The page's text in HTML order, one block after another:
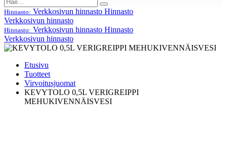
Hinnasto: Verkkosivun hinnasto Hinnasto
Verkkosivun hinnasto
Hinnasto: Verkkosivun hinnasto Hinnasto
Verkkosivun hinnasto
Etusivu
Tuotteet
Virvoitusjuomat
KEVYTOLO 0,5L VERIGREIPPI
MEHUKIVENNÄISVESI